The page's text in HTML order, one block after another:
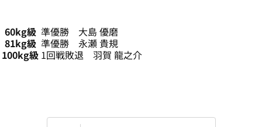
60kg級 準優勝 大島 優磨
81kg級 準優勝 永瀬 貴規
100kg級 1回戦敗退 羽賀 龍之介